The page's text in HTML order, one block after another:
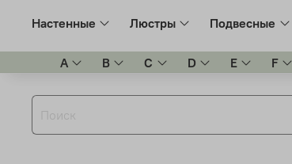
Настенные Люстры Подвесные
A B C D E F